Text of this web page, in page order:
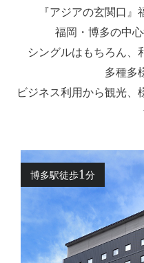
『アジアの玄関口』
福岡・博多の中
シングルはもちろん、
多種多
ビジネス利用から観光、
博多駅徒歩1分